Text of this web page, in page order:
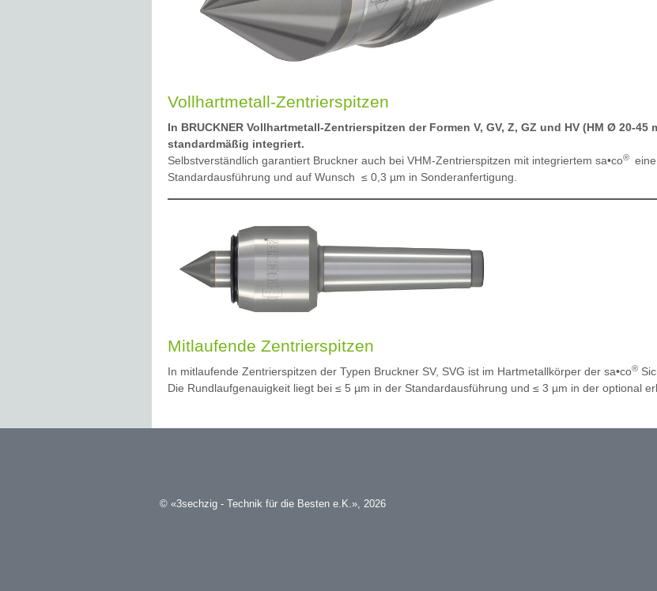
Vollhartmetall-Zentrierspitzen
In BRUCKNER Vollhartmetall-Zentrierspitzen der Formen V, GV, Z, GZ und HV (HM Ø 20-
standardmäßig integriert.
Selbstverständlich garantiert Bruckner auch bei VHM-Zentrierspitzen mit integriertem sa•co®
Standardausführung und auf Wunsch ≤ 0,3 µm in Sonderanfertigung.
Mitlaufende Zentrierspitzen
In mitlaufende Zentrierspitzen der Typen Bruckner SV, SVG ist im Hartmetallkörper der sa•co®
Die Rundlaufgenauigkeit liegt bei ≤ 5 µm in der Standardausführung und ≤ 3 µm in der optional
© «3sechzig - Technik für die Besten e.K.», 2026